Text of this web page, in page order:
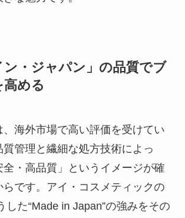
ン・ジャパン」の品質でブ
高める
、海外市場で高い評価を受けてい
質管理と繊細な処方技術によっ
全・高品質」というイメージが確
らです。アイ・コスメティックの
した“Made in Japan”の強みをその